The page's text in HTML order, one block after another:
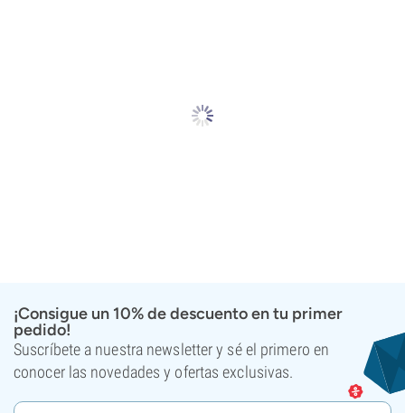
¡Consigue un 10% de descuento en tu primer
pedido!
Suscríbete a nuestra newsletter y sé el primero en
conocer las novedades y ofertas exclusivas.